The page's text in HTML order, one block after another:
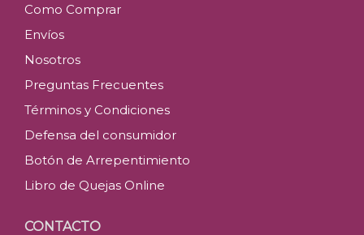
Como Comprar
Envíos
Nosotros
Preguntas Frecuentes
Términos y Condiciones
Defensa del consumidor
Botón de Arrepentimiento
Libro de Quejas Online
CONTACTO